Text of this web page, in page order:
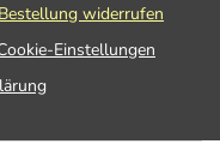
Bestellung widerrufen
Einstellungen